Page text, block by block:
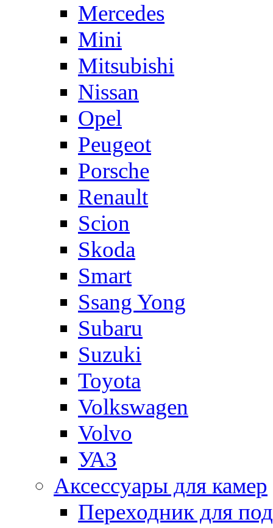
Mercedes
Mini
Mitsubishi
Nissan
Opel
Peugeot
Porsche
Renault
Scion
Skoda
Smart
Ssang Yong
Subaru
Suzuki
Toyota
Volkswagen
Volvo
УАЗ
Аксессуары для камер
Переходник для